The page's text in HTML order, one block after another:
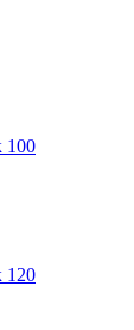
100
120